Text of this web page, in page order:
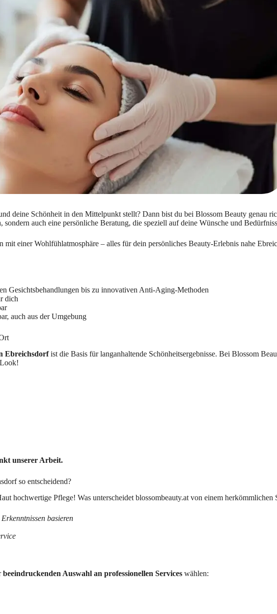
deine Schönheit in den Mittelpunkt stellt? Dann bist du bei Blossom Beauty genau
auch eine persönliche Beratung, die speziell auf deine Wünsche und
mit einer Wohlfühlatmosphäre – alles für dein persönliches Beauty-Erlebnis nahe
Gesichtsbehandlungen bis zu innovativen Anti-Aging-Methoden
dich
auch aus der Umgebung
Ebreichsdorfist die Basis für langanhaltende Schönheitsergebnisse. Bei Blossom
unserer Arbeit.
so entscheidend?
hochwertige Pflege! Was unterscheidet blossombeauty.at von einem herkömmlichen
basieren
beeindruckenden Auswahl an professionellen Services wählen: